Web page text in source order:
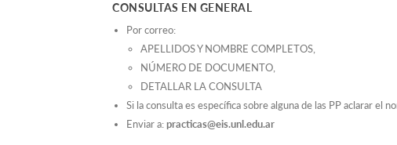
CONSULTAS EN GENERAL
Por correo:
APELLIDOS Y NOMBRE COMPLETOS,
NÚMERO DE DOCUMENTO,
DETALLAR LA CONSULTA
Si la consulta es específica sobre alguna de las PP aclarar el
Enviar a:practicas@eis.unl.edu.ar